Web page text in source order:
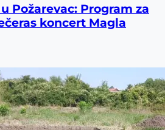
Požarevac: Program za
koncert Magla